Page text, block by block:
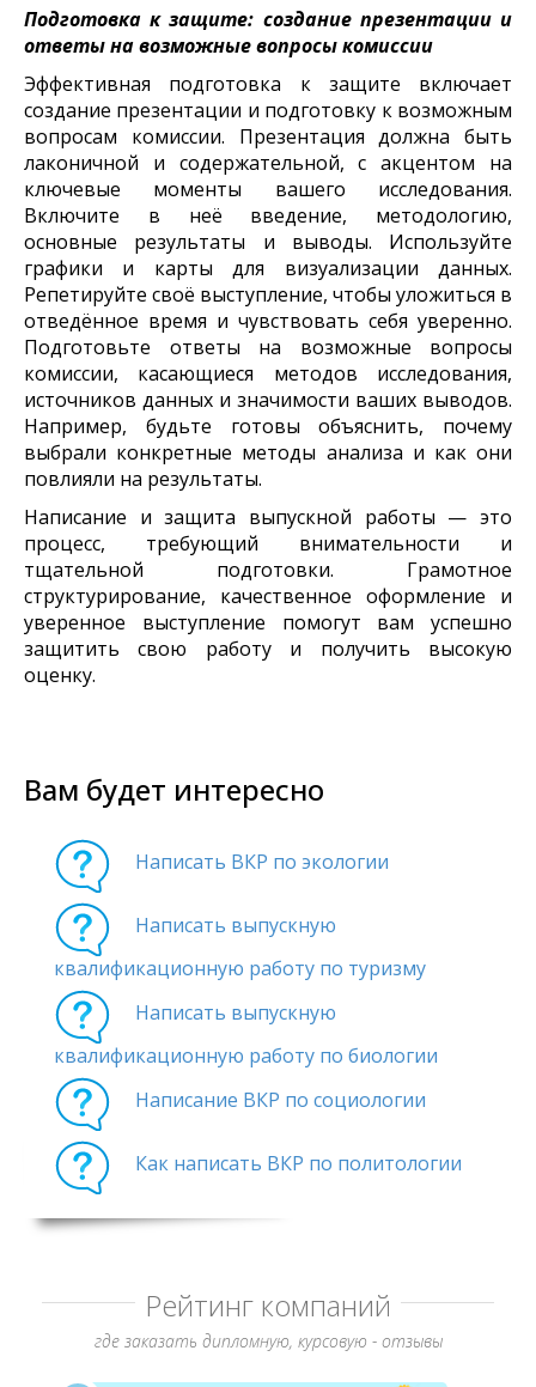
Подготовка к защите: создание презентации и
ответы на возможные вопросы комиссии
Эффективная подготовка к защите включает
создание презентации и подготовку к возможным
вопросам комиссии. Презентация должна быть
лаконичной и содержательной, с акцентом на
ключевые моменты вашего исследования.
Включите в неё введение, методологию,
основные результаты и выводы. Используйте
графики и карты для визуализации данных.
Репетируйте своё выступление, чтобы уложиться в
отведённое время и чувствовать себя уверенно.
Подготовьте ответы на возможные вопросы
комиссии, касающиеся методов исследования,
источников данных и значимости ваших выводов.
Например, будьте готовы объяснить, почему
выбрали конкретные методы анализа и как они
повлияли на результаты.
Написание и защита выпускной работы — это
процесс, требующий внимательности и
тщательной подготовки. Грамотное
структурирование, качественное оформление и
уверенное выступление помогут вам успешно
защитить свою работу и получить высокую
оценку.
Вам будет интересно
Написать ВКР по экологии
Написать выпускную
квалификационную работу по туризму
Написать выпускную
квалификационную работу по биологии
Написание ВКР по социологии
Как написать ВКР по политологии
Рейтинг компаний
где заказать дипломную, курсовую - отзывы